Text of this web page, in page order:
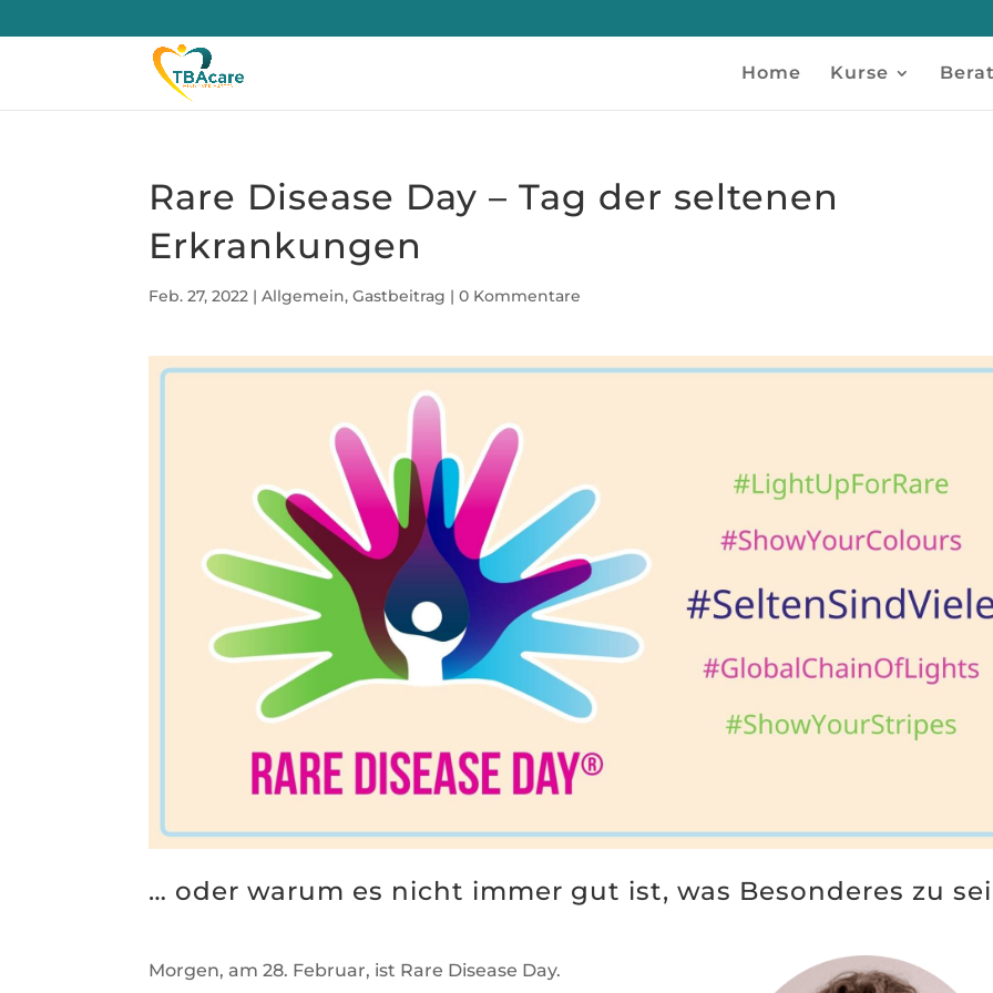
Home Kurse
Rare Disease Day – Tag der seltenen
Erkrankungen
Feb. 27, 2022 |Allgemein,Gastbeitrag |0 Kommentare
… oder warum es nicht immer gut ist, was Besonderes zu
Morgen, am 28. Februar, ist Rare Disease Day.